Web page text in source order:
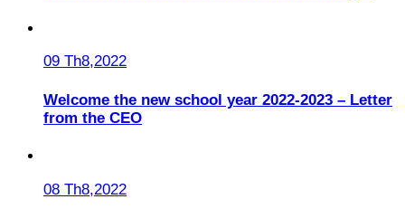
09 Th8,2022
Welcome the new school year 2022-2023 – Letter
from the CEO
08 Th8,2022